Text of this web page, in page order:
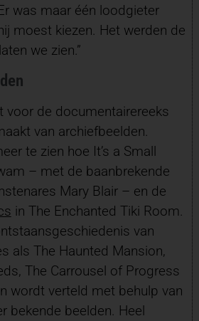
was maar één loodgieter
moest kiezen. Het werden de
we zien.”
voor de documentairereeks
van archiefbeelden.
te zien hoe It’s a Small
– met de baanbrekende
Mary Blair – en de
in The Enchanted Tiki Room.
van
als The Haunted Mansion,
The Carrousel of Progress
wordt verteld met behulp van
bekende beelden. Heel